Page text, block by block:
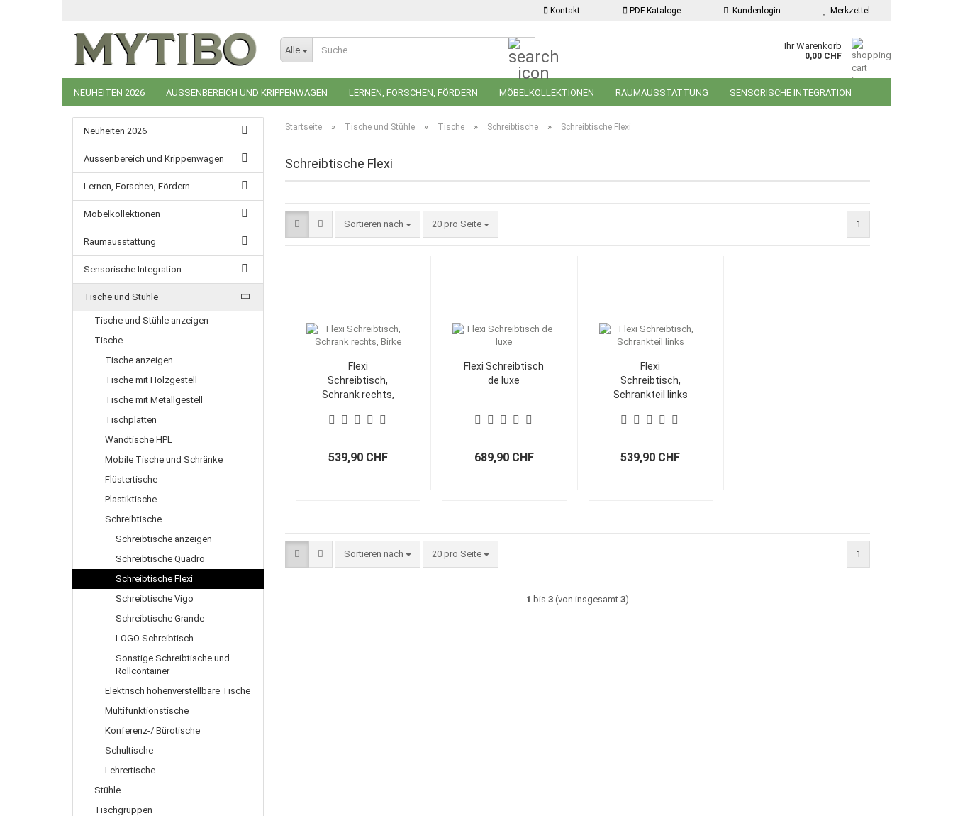
Kontakt PDF Kataloge Kundenlogin Merkzettel
Alle Ihr Warenkorb
0,00 CHF
NEUHEITEN 2026 AUSSENBEREICH UND KRIPPENWAGEN LERNEN, FORSCHEN, FÖRDERN MÖBELKOLLEKTIONEN RAUMAUSSTATTUNG SENSORISCHE INTEGRATION
TISCHE UND STÜHLE GARDEROBEN TEPPICHE UND BODENMATTEN LÄRMSCHUTZ BASTELN UND GESTALTEN
Startseite » Tische und Stühle » Tische » Schreibtische » Schreibtische Flexi
Schreibtische Flexi
Sortieren nach
Sortieren nach 20 pro Seite
pro Seite 1
Flexi
Schreibtisch,
Schrank rechts,
539,90 CHF
Flexi Schreibtisch
de luxe
689,90 CHF
Flexi
Schreibtisch,
Schrankteil links
539,90 CHF
Sortieren nach
Sortieren nach 20 pro Seite
pro Seite 1
1 bis 3 (von insgesamt 3)
Neuheiten 2026
Aussenbereich und Krippenwagen
Lernen, Forschen, Fördern
Möbelkollektionen
Raumausstattung
Sensorische Integration
Tische und Stühle
Tische und Stühle anzeigen
Tische
Tische anzeigen
Tische mit Holzgestell
Tische mit Metallgestell
Tischplatten
Wandtische HPL
Mobile Tische und Schränke
Flüstertische
Plastiktische
Schreibtische
Schreibtische anzeigen
Schreibtische Quadro
Schreibtische Flexi
Schreibtische Vigo
Schreibtische Grande
LOGO Schreibtisch
Sonstige Schreibtische und
Rollcontainer
Elektrisch höhenverstellbare Tische
Multifunktionstische
Konferenz-/ Bürotische
Schultische
Lehrertische
Stühle
Tischgruppen